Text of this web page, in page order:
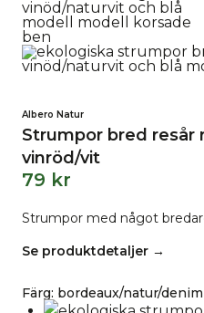
Albero Natur
Strumpor bred resår
vinröd/vit
79 kr
Strumpor med något
Se produktdetaljer →
Färg: bordeaux/natur/